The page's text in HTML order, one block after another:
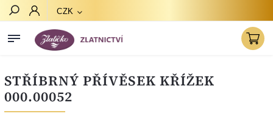
CZK
STŘÍBRNÝ PŘÍVĚSEK KŘÍŽEK
000.00052